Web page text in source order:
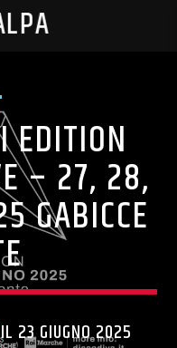
EDITION
– 27, 28,
GABICCE
23 GIUGNO 2025